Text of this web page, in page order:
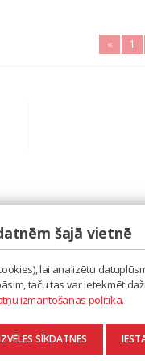
« 1
POLITIKA
šajā vietnē
lai analizētu
taču tas var ietekmēt
izmantošanas politika.
SĪKDATNES